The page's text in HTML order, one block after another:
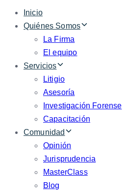
Inicio
Quiénes Somos
La Firma
El equipo
Servicios
Litigio
Asesoría
Investigación Forense
Capacitación
Comunidad
Opinión
Jurisprudencia
MasterClass
Blog